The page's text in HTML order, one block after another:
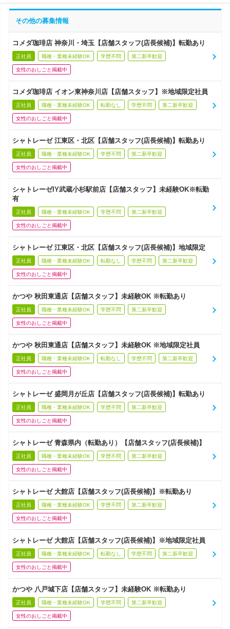
その他の募集情報
コメダ珈琲店 神奈川・埼玉【店舗スタッフ(店長候補)】転勤あり
正社員 職種・業種未経験OK 学歴不問 第二新卒歓迎
女性のおしごと掲載中
コメダ珈琲店 イオン東神奈川店【店舗スタッフ】※地域限定社員
正社員 職種・業種未経験OK 転勤なし 学歴不問 第二新卒歓迎
女性のおしごと掲載中
シャトレーゼ 江東区・北区【店舗スタッフ(店長候補)】転勤あり
正社員 職種・業種未経験OK 学歴不問 第二新卒歓迎
女性のおしごと掲載中
シャトレーゼIY武蔵小杉駅前店【店舗スタッフ】未経験OK※転勤
有
正社員 職種・業種未経験OK 学歴不問 第二新卒歓迎
女性のおしごと掲載中
シャトレーゼ 江東区・北区【店舗スタッフ(店長候補)】地域限定
正社員 職種・業種未経験OK 転勤なし 学歴不問 第二新卒歓迎
女性のおしごと掲載中
かつや 秋田東通店【店舗スタッフ】未経験OK ※転勤あり
正社員 職種・業種未経験OK 学歴不問 第二新卒歓迎
女性のおしごと掲載中
かつや 秋田東通店【店舗スタッフ】未経験OK ※地域限定社員
正社員 職種・業種未経験OK 転勤なし 学歴不問 第二新卒歓迎
女性のおしごと掲載中
シャトレーゼ 盛岡月が丘店【店舗スタッフ(店長候補)】転勤あり
正社員 職種・業種未経験OK 学歴不問 第二新卒歓迎
女性のおしごと掲載中
シャトレーゼ 青森県内（転勤あり）【店舗スタッフ(店長候補)】
正社員 職種・業種未経験OK 学歴不問 第二新卒歓迎
女性のおしごと掲載中
シャトレーゼ 大館店【店舗スタッフ(店長候補)】※転勤あり
正社員 職種・業種未経験OK 学歴不問 第二新卒歓迎
女性のおしごと掲載中
シャトレーゼ 大館店【店舗スタッフ(店長候補)】※地域限定社員
正社員 職種・業種未経験OK 転勤なし 学歴不問 第二新卒歓迎
女性のおしごと掲載中
かつや 八戸城下店【店舗スタッフ】未経験OK ※転勤あり
正社員 職種・業種未経験OK 学歴不問 第二新卒歓迎
女性のおしごと掲載中